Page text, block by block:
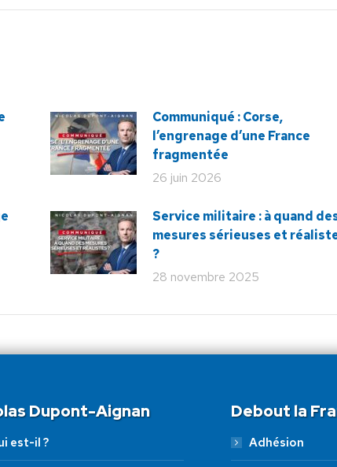
Communiqué : Corse,
l’engrenage d’une France
fragmentée
26 juin 2026
Service militaire : à quand
mesures sérieuses et
?
28 novembre 2025
Dupont-Aignan
est-il ?
Debout la
Adhésion